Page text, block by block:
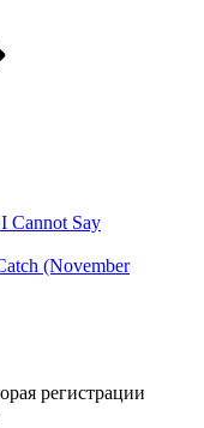
Cannot Say
(November
регистрации